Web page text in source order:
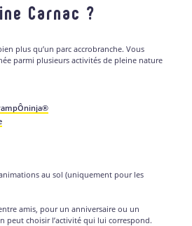
Carnac ?
plus qu’un parc accrobranche. Vous
parmi plusieurs activités de pleine nature
au sol (uniquement pour les
amis, pour un anniversaire ou un
peut choisir l’activité qui lui correspond.